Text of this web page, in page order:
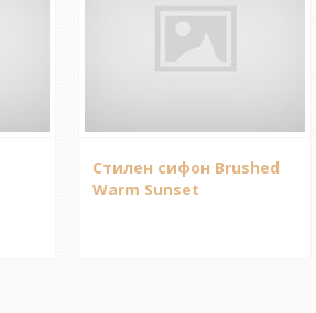
Стилен сифон Brushed
Warm Sunset